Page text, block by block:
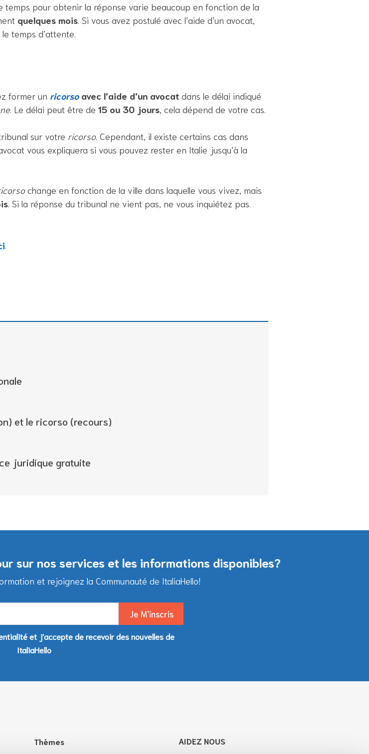
temps pour obtenir la réponse varie beaucoup en fonction de la
quelques mois. Si vous avez postulé avec l’aide d’un avocat,
temps d’attente.
former un ricorso avec l’aide d’un avocat dans le délai indiqué
. Le délai peut être de 15 ou 30 jours, cela dépend de votre cas.
sur votre ricorso. Cependant, il existe certains cas dans
vous expliquera si vous pouvez rester en Italie jusqu’à la
change en fonction de la ville dans laquelle vous vivez, mais
. Si la réponse du tribunal ne vient pas, ne vous inquiétez pas.
.
et le ricorso (recours)
juridique gratuite
sur nos services et les informations disponibles?
et rejoignez la Communauté de ItaliaHello!
et j'accepte de recevoir des nouvelles de
ItaliaHello
Thèmes
AIDEZ NOUS